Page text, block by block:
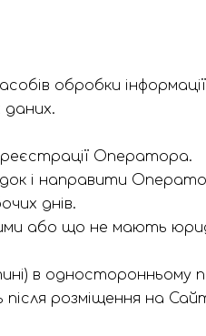
обробки
даних.
реєстрації Оператора.
і направити
днів.
або що не мають
в односторонньому
розміщення на